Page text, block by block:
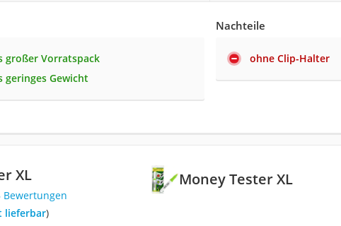
großer Vorratspack
geringes Gewicht
Nachteile
ohne Clip-Halter
Money Tester XL
XL
Bewertungen
lieferbar)